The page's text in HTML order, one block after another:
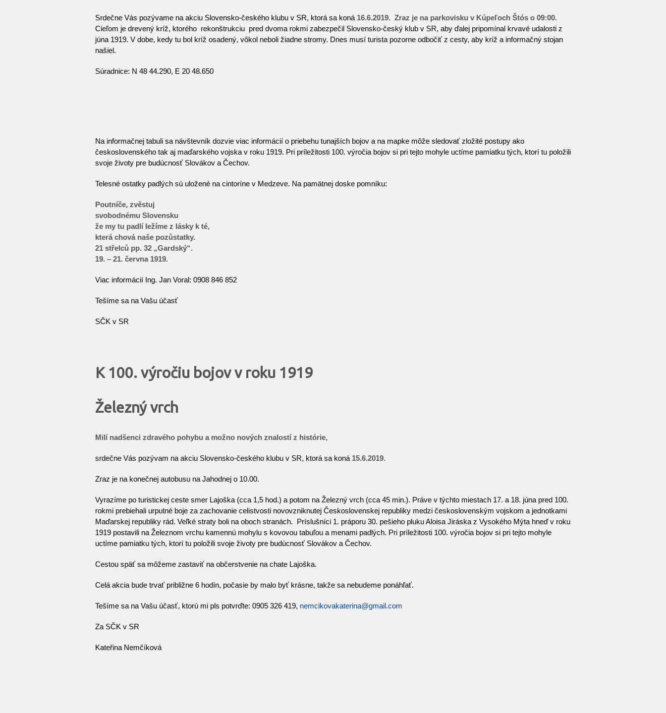
Srdečne Vás pozývame na akciu Slovensko-českého klubu v SR, ktorá sa koná 16.6.2019. Zraz je na parkovisku v Kúpeľoch Štós o 09:00.
Cieľom je drevený kríž, ktorého rekonštrukciu pred dvoma rokmi zabezpečil Slovensko-český klub v SR, aby ďalej pripomínal krvavé udalosti z
júna 1919. V dobe, kedy tu bol kríž osadený, vôkol neboli žiadne stromy. Dnes musí turista pozorne odbočiť z cesty, aby kríž a informačný stojan
našiel.
Súradnice: N 48 44.290, E 20 48.650
Na informačnej tabuli sa návštevník dozvie viac informácií o priebehu tunajších bojov a na mapke môže sledovať zložité postupy ako
československého tak aj maďarského vojska v roku 1919. Pri príležitosti 100. výročia bojov si pri tejto mohyle uctíme pamiatku tých, ktorí tu položili
svoje životy pre budúcnosť Slovákov a Čechov.
Telesné ostatky padlých sú uložené na cintoríne v Medzeve. Na pamätnej doske pomníku:
Poutníče, zvěstuj
svobodnému Slovensku
že my tu padlí ležíme z lásky k té,
která chová naše pozůstatky.
21 střelců pp. 32 „Gardský“.
19. – 21. června 1919.
Viac informácií Ing. Jan Voral: 0908 846 852
Tešíme sa na Vašu účasť
SČK v SR
K 100. výročiu bojov v roku 1919
Železný vrch
Milí nadšenci zdravého pohybu a možno nových znalostí z histórie,
srdečne Vás pozývam na akciu Slovensko-českého klubu v SR, ktorá sa koná 15.6.2019.
Zraz je na konečnej autobusu na Jahodnej o 10.00.
Vyrazíme po turistickej ceste smer Lajoška (cca 1,5 hod.) a potom na Železný vrch (cca 45 min.). Práve v týchto miestach 17. a 18. júna pred 100.
rokmi prebiehali urputné boje za zachovanie celistvosti novovzniknutej Československej republiky medzi československým vojskom a jednotkami
Maďarskej republiky rád. Veľké straty boli na oboch stranách. Príslušníci 1. práporu 30. pešieho pluku Aloisa Jiráska z Vysokého Mýta hneď v roku
1919 postavili na Železnom vrchu kamennú mohylu s kovovou tabuľou a menami padlých. Pri príležitosti 100. výročia bojov si pri tejto mohyle
uctíme pamiatku tých, ktorí tu položili svoje životy pre budúcnosť Slovákov a Čechov.
Cestou späť sa môžeme zastaviť na občerstvenie na chate Lajoška.
Celá akcia bude trvať približne 6 hodín, počasie by malo byť krásne, takže sa nebudeme ponáhľať.
Tešíme sa na Vašu účasť, ktorú mi pls potvrďte: 0905 326 419, nemcikovakaterina@gmail.com
Za SČK v SR
Kateřina Nemčíková